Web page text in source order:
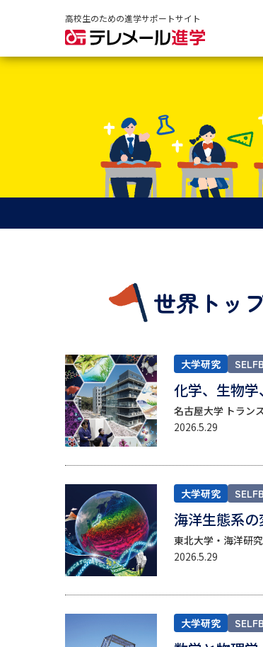
高校生のための進学サポートサイト
世界トッ
大学研究
化学、生物
名古屋大学 トラン
2026.5.29
大学研究
海洋生態系の
東北大学・海洋研
2026.5.29
大学研究